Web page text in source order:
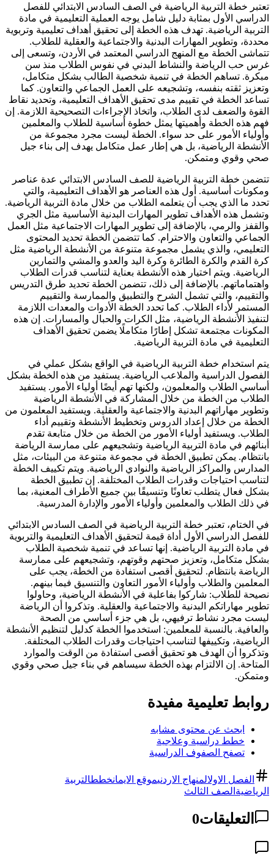
تعتبر خطة التربية الرياضية في الصف السادس الابتدائي للفصل
الدراسي الأول بمثابة دليل شامل يوجه العملية التعليمية في مادة
التربية الرياضية. تهدف هذه الخطة إلى تحقيق أهداف تعليمية وتربوية
محددة، وتطوير المهارات البدنية والاجتماعية والعقلية للطلاب.
تتماشى الخطة مع المنهج الدراسي المعتمد في الأردن، وتسعى إلى
غرس حب الرياضة والنشاط البدني في نفوس الطلاب منذ سن
مبكرة. تساهم الخطة في تنمية شخصية الطالب بشكل متكامل،
وتعزيز ثقته بنفسه، وتشجيعه على العمل الجماعي والتعاون. كما
تساعد الخطة في تقييم مدى تحقيق الأهداف التعليمية، وتحديد نقاط
القوة والضعف لدى الطلاب، واتخاذ الإجراءات التصحيحية اللازمة. إن
فهم هذه الخطة وأهميتها يمثل خطوة أساسية للطلاب والمعلمين
وأولياء الأمور على حد سواء. الخطة ليست مجرد مجموعة من
الأنشطة الرياضية، بل هي إطار عمل متكامل يهدف إلى بناء جيل
صحي وقوي ومتمكن.
تتضمن خطة التربية الرياضية للصف السادس الابتدائي عدة عناصر
ومكونات أساسية. أول هذه العناصر هو الأهداف التعليمية، والتي
تحدد ما الذي يجب أن يتعلمه الطلاب من خلال مادة التربية الرياضية.
وتشمل هذه الأهداف تطوير المهارات البدنية الأساسية مثل الجري
والقفز والرمي، بالإضافة إلى تطوير المهارات الاجتماعية مثل العمل
الجماعي والتعاون والاحترام. كما تتضمن الخطة تحديد المحتوى
التعليمي، والذي يشمل مجموعة متنوعة من الأنشطة الرياضية مثل
كرة القدم والكرة الطائرة وكرة اليد والعدو والمشي والتمارين
الرياضية. ويتم اختيار هذه الأنشطة بعناية لتناسب قدرات الطلاب
واهتماماتهم. بالإضافة إلى ذلك، تتضمن الخطة تحديد طرق التدريس
والتقييم، والتي تشمل الشرح والتطبيق والممارسة والتقييم
المستمر لأداء الطلاب. كما تحدد الخطة الأدوات والمعدات اللازمة
لتنفيذ الأنشطة الرياضية، مثل الكرات والحبال والمسارات. إن هذه
المكونات مجتمعة تشكل إطارًا متكاملًا يضمن تحقيق الأهداف
التعليمية في مادة التربية الرياضية.
يتم استخدام خطة التربية الرياضية في الواقع بشكل عملي في
الفصول الدراسية والملاعب الرياضية. يستفيد من هذه الخطة بشكل
أساسي الطلاب والمعلمون، ولكنها تهم أيضًا أولياء الأمور. يستفيد
الطلاب من الخطة من خلال المشاركة في الأنشطة الرياضية
وتطوير مهاراتهم البدنية والاجتماعية والعقلية. ويستفيد المعلمون من
الخطة من خلال إعداد الدروس وتخطيط الأنشطة وتقييم أداء
الطلاب. ويستفيد أولياء الأمور من الخطة من خلال متابعة تقدم
أبنائهم في مادة التربية الرياضية وتشجيعهم على ممارسة الرياضة
بانتظام. يمكن تطبيق الخطة في مجموعة متنوعة من البيئات، مثل
المدارس والمراكز الرياضية والنوادي الرياضية. ويتم تكييف الخطة
لتناسب احتياجات وقدرات الطلاب المختلفة. إن تطبيق الخطة
بشكل فعال يتطلب تعاونًا وتنسيقًا بين جميع الأطراف المعنية، بما
في ذلك الطلاب والمعلمين وأولياء الأمور والإدارة المدرسية.
في الختام، تعتبر خطة التربية الرياضية في الصف السادس الابتدائي
للفصل الدراسي الأول أداة قيمة لتحقيق الأهداف التعليمية والتربوية
في مادة التربية الرياضية. إنها تساعد في تنمية شخصية الطلاب
بشكل متكامل، وتعزيز صحتهم وقوتهم، وتشجيعهم على ممارسة
الرياضة بانتظام. لتحقيق أقصى استفادة من الخطة، يجب على
المعلمين والطلاب وأولياء الأمور التعاون والتنسيق فيما بينهم.
نصيحة للطلاب: شاركوا بفاعلية في الأنشطة الرياضية، وحاولوا
تطوير مهاراتكم البدنية والاجتماعية والعقلية. وتذكروا أن الرياضة
ليست مجرد نشاط ترفيهي، بل هي جزء أساسي من الصحة
والعافية. بالنسبة للمعلمين: استخدموا الخطة كدليل لتنظيم الأنشطة
الرياضية، وتكييفها لتناسب احتياجات وقدرات الطلاب المختلفة.
وتذكروا أن الهدف هو تحقيق أقصى استفادة من الوقت والموارد
المتاحة. إن الالتزام بهذه الخطة سيساهم في بناء جيل صحي وقوي
ومتمكن.
روابط تعليمية مفيدة
ابحث عن محتوى مشابه
خطط دراسية وعلاجية
تصفح الصفوف الدراسية
الفصل الاولالمنهاج الاردنيموقع الايمانخططالتربية
الرياضية الصف الثالث
التعليقات0